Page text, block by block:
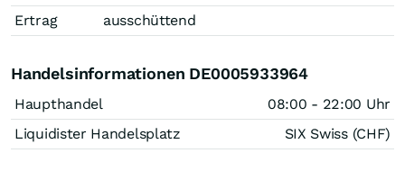
Ertrag
ausschüttend
Handelsinformationen DE0005933964
Haupthandel
08:00 - 22:00 Uhr
Liquidister Handelsplatz
SIX Swiss (CHF)